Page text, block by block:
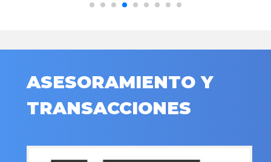
ASESORAMIENTO Y
TRANSACCIONES